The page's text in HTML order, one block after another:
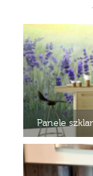
Panele